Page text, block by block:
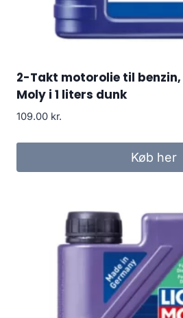
2-Takt motorolie til benzin,
Moly i 1 liters dunk
109.00 kr.
Køb her